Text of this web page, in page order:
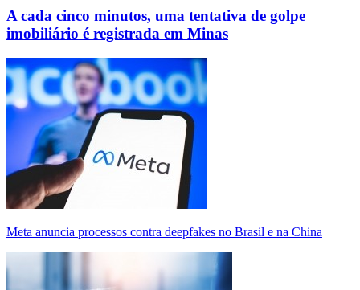
A cada cinco minutos, uma tentativa de golpe
imobiliário é registrada em Minas
Meta anuncia processos contra deepfakes no Brasil e na China